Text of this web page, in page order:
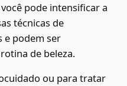
pode intensificar a
técnicas de
e podem ser
de beleza.
ou para tratar